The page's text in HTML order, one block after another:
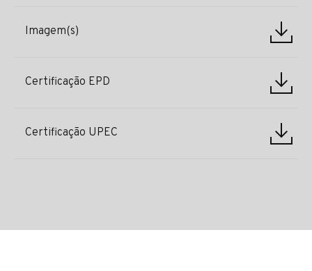
Imagem(s)
Certificação EPD
Certificação UPEC